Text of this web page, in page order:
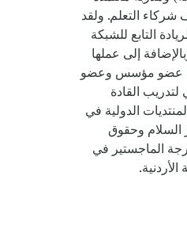
التعلم. ولقد
التابع للشبكة
إلى عملها
عضو مؤسس وعضو
القادة
الدولية في
وحقوق
الماجستير في